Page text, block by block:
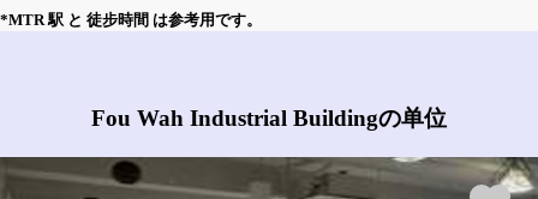
*MTR 駅 と 徒步時間 は参考用です。
Fou Wah Industrial Buildingの单位